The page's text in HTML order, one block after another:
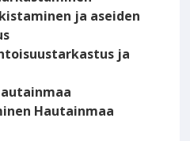
ja aseiden
ja
Hautainmaa